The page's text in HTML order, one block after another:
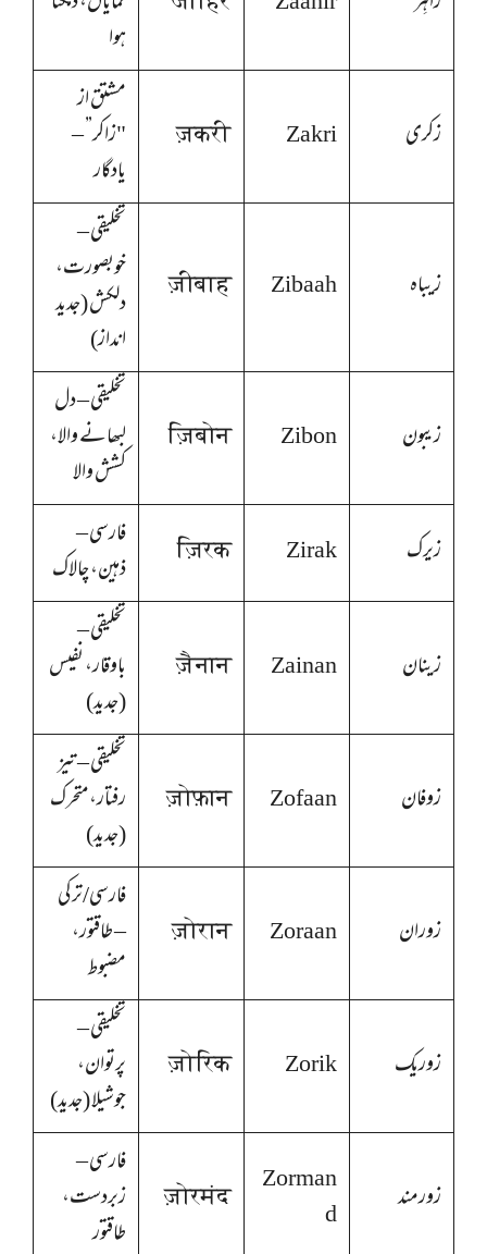
ہوا
زکری Zakri
ज़करी
مشتق از
"زاکر” –
یادگار
زیباہ Zibaah
ज़ीबाह
تخلیقی –
خوبصورت،
دلکش (جدید
انداز)
زیبون Zibon
ज़िबोन
تخلیقی – دل
لبھانے والا،
کشش والا
زیرک
Zirak
ज़िरक
فارسی –
ذہین، چالاک
زینان Zainan
ज़ैनान
تخلیقی –
باوقار، نفیس
(جدید)
زوفان Zofaan
ज़ोफ़ान
تخلیقی – تیز
رفتار، متحرک
(جدید)
زوران Zoraan
ज़ोरान
فارسی/ترکی
– طاقتور،
مضبوط
زوریک Zorik
ज़ोरिक
تخلیقی –
پرتوان،
جوشیلا (جدید)
زورمند
Zorman
d
ज़ोरमंद
فارسی –
زبردست،
طاقتور